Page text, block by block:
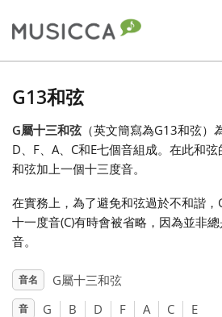
Български
English
G13和弦
G屬十三和弦 （英文簡寫為G13和弦）
D、F、A、C和E七個音組成。在此和
和弦加上一個十三度音。
在實務上，為了避免和弦過於不和諧
十一度音(C)有時會被省略，因為並非
音。
音名 G屬十三和弦
音 G B D F A C E